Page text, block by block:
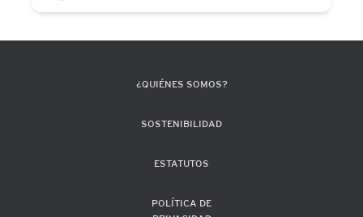
¿QUIÉNES SOMOS?
SOSTENIBILIDAD
ESTATUTOS
POLÍTICA DE